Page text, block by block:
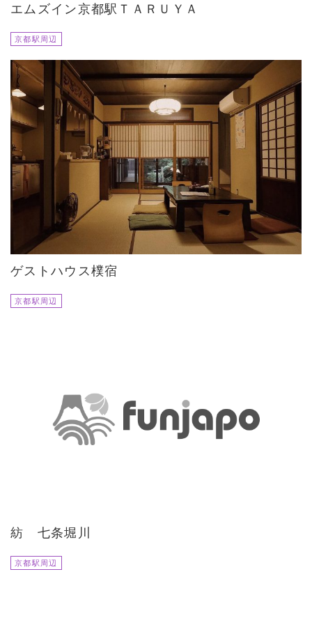
エムズイン京都駅ＴＡＲＵＹＡ
京都駅周辺
ゲストハウス樸宿
京都駅周辺
紡 七条堀川
京都駅周辺